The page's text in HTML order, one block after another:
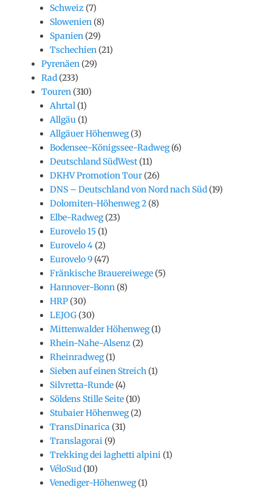
Schweiz (7)
Slowenien (8)
Spanien (29)
Tschechien (21)
Pyrenäen (29)
Rad (233)
Touren (310)
Ahrtal (1)
Allgäu (1)
Allgäuer Höhenweg(3)
Bodensee-Königssee-Radweg(6)
Deutschland SüdWest(11)
DKHV Promotion Tour (26)
DNS – Deutschland von Nord nach Süd (19)
Dolomiten-Höhenweg 2 (8)
Elbe-Radweg(23)
Eurovelo 15 (1)
Eurovelo 4 (2)
Eurovelo 9 (47)
Fränkische Brauereiwege (5)
Hannover-Bonn (8)
HRP (30)
LEJOG (30)
Mittenwalder Höhenweg(1)
Rhein-Nahe-Alsenz (2)
Rheinradweg(1)
Sieben auf einen Streich (1)
Silvretta-Runde (4)
Söldens Stille Seite (10)
Stubaier Höhenweg(2)
TransDinarica (31)
Translagorai (9)
Trekking dei laghetti alpini (1)
VéloSud (10)
Venediger-Höhenweg(1)